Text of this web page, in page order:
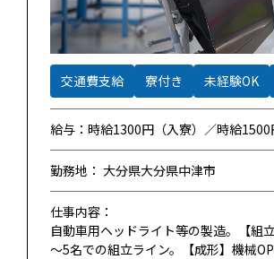
交通費支給 寮付き 未経験OK
給与：時給1300円（入寮）／時給1500
勤務地： 大分県大分県中津市
仕事内容：
自動車用ヘッドライト等の製造。【組
～5名での組立ライン。【成形】機械OP